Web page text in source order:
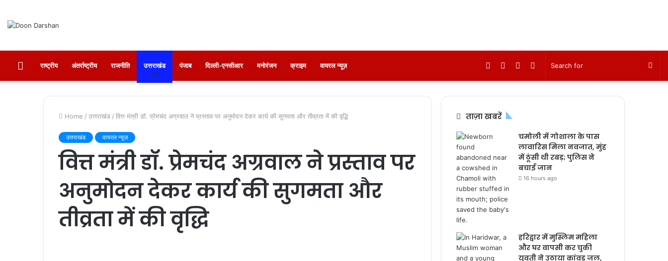
राष्ट्रीय अंतर्राष्ट्रीय राजनीति उत्तराखंड पंजाब दिल्ली-एनसीआर मनोरंजन क्राइम वायरल न्यूज़ Instagram
YouTube
Twitter
Facebook
Home / उत्तराखंड / वित्त मंत्री डॉ. प्रेमचंद अग्रवाल ने प्रस्ताव पर अनुमोदन देकर कार्य की सुगमता और तीव्रता में की वृद्धि
उत्तराखंड वायरल न्यूज़
वित्त मंत्री डॉ. प्रेमचंद अग्रवाल ने प्रस्ताव पर
अनुमोदन देकर कार्य की सुगमता और
तीव्रता में की वृद्धि
ताज़ा खबरें
चमोली में गोशाला के पास
लावारिस मिला नवजात, मुंह
में ठूंसी थी रबड़; पुलिस ने
बचाई जान
16 hours ago
हरिद्वार में मुस्लिम महिला
और घर वापसी कर चुकी
युवती ने उठाया कांवड़ जल,